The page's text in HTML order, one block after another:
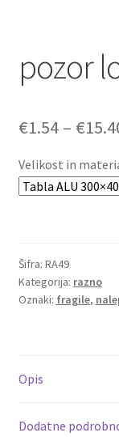
pozor
€1.54 – €
Velikost in
Šifra: RA49
Kategorija: razno
Oznaki: fragile,
Opis
Dodatne